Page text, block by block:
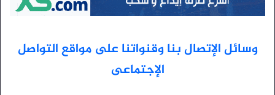
وسائل الإتصال بنا وقنواتنا على مواقع التواصل
الإجتماعى